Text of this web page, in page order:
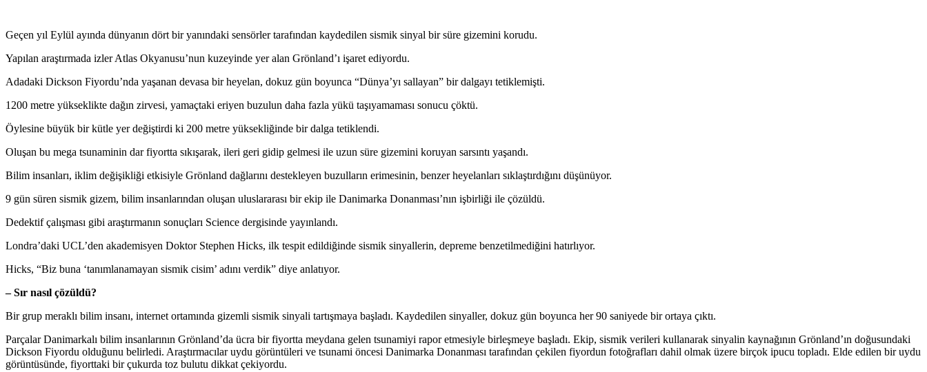
Geçen yıl Eylül ayında dünyanın dört bir yanındaki sensörler tarafından kaydedilen sismik sinyal bir süre gizemini korudu.
Yapılan araştırmada izler Atlas Okyanusu’nun kuzeyinde yer alan Grönland’ı işaret ediyordu.
Adadaki Dickson Fiyordu’nda yaşanan devasa bir heyelan, dokuz gün boyunca “Dünya’yı sallayan” bir dalgayı tetiklemişti.
1200 metre yükseklikte dağın zirvesi, yamaçtaki eriyen buzulun daha fazla yükü taşıyamaması sonucu çöktü.
Öylesine büyük bir kütle yer değiştirdi ki 200 metre yüksekliğinde bir dalga tetiklendi.
Oluşan bu mega tsunaminin dar fiyortta sıkışarak, ileri geri gidip gelmesi ile uzun süre gizemini koruyan sarsıntı yaşandı.
Bilim insanları, iklim değişikliği etkisiyle Grönland dağlarını destekleyen buzulların erimesinin, benzer heyelanları sıklaştırdığını düşünüyor.
9 gün süren sismik gizem, bilim insanlarından oluşan uluslararası bir ekip ile Danimarka Donanması’nın işbirliği ile çözüldü.
Dedektif çalışması gibi araştırmanın sonuçları Science dergisinde yayınlandı.
Londra’daki UCL’den akademisyen Doktor Stephen Hicks, ilk tespit edildiğinde sismik sinyallerin, depreme benzetilmediğini hatırlıyor.
Hicks, “Biz buna ‘tanımlanamayan sismik cisim’ adını verdik” diye anlatıyor.
– Sır nasıl çözüldü?
Bir grup meraklı bilim insanı, internet ortamında gizemli sismik sinyali tartışmaya başladı. Kaydedilen sinyaller, dokuz gün boyunca her 90 saniyede bir ortaya çıktı.
Parçalar Danimarkalı bilim insanlarının Grönland’da ücra bir fiyortta meydana gelen tsunamiyi rapor etmesiyle birleşmeye başladı. Ekip, sismik verileri kullanarak sinyalin kaynağının Grönland’ın doğusundaki
Dickson Fiyordu olduğunu belirledi. Araştırmacılar uydu görüntüleri ve tsunami öncesi Danimarka Donanması tarafından çekilen fiyordun fotoğrafları dahil olmak üzere birçok ipucu topladı. Elde edilen bir uydu
görüntüsünde, fiyorttaki bir çukurda toz bulutu dikkat çekiyordu.